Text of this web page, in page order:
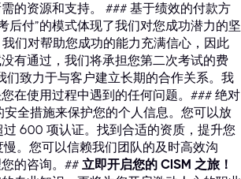
的资源和支持。 ### 基于绩效的付款方
后付”的模式体现了我们对您成功潜力的坚
们对帮助您成功的能力充满信心，因此
有通过，我们将承担您第二次考试的费
致力于与客户建立长期的合作关系。我
在使用过程中遇到的任何问题。### 绝对
全措施来保护您的个人信息。您可以放
600 项认证。找到合适的资质，提升您
。您可以信赖我们团队的及时高效沟
的咨询。## 立即开启您的 CISM 之旅！